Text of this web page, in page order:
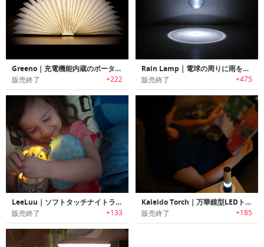
Greeno｜充電機能内蔵のポータブルミニブックライト「グリーンオー」
販売終了 +222
Rain Lamp｜電球の周りに雨を降らせるユニークライト「レインランプ」
販売終了 +475
LeeLuu｜ソフトタッチナイトライト「リールー」
販売終了 +133
Kaleido Torch｜万華鏡型LEDトーチライト「カレイドトーチ」
販売終了 +185